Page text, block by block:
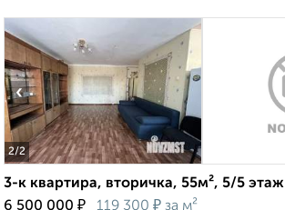
2/2
‹
3-к квартира, вторичка, 55м², 5/5 этаж
6 500 000 ₽ 119 300 ₽ за м²